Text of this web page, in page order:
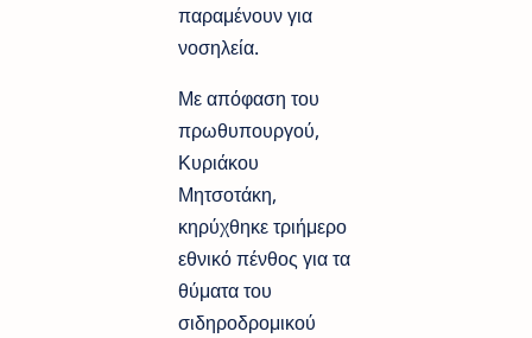
παραμένουν για
νοσηλεία.
Με απόφαση του
πρωθυπουργού,
Κυριάκου
Μητσοτάκη,
κηρύχθηκε τριήμερο
εθνικό πένθος για τα
θύματα του
σιδηροδρομικού